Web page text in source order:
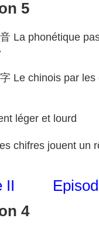
5
La phonétique
Le chinois par
léger et lourd
chifres jouent un
II
4